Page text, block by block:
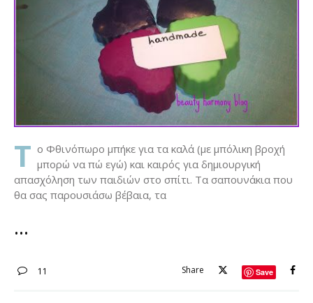
Τ ο Φθινόπωρο μπήκε για τα καλά (με μπόλικη βροχή
μπορώ να πώ εγώ) και καιρός για δημιουργική
απασχόληση των παιδιών στο σπίτι. Τα σαπουνάκια που
θα σας παρουσιάσω βέβαια, τα
11 Share Save